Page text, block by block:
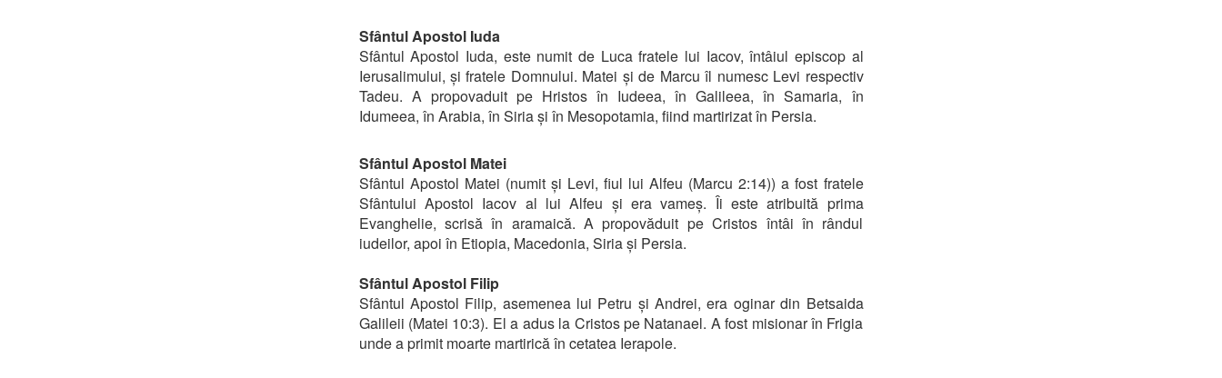
Sfântul Apostol Iuda
Sfântul Apostol Iuda, este numit de Luca fratele lui Iacov, întâiul episcop al
Ierusalimului, și fratele Domnului. Matei și de Marcu îl numesc Levi respectiv
Tadeu. A propovaduit pe Hristos în Iudeea, în Galileea, în Samaria, în
Idumeea, în Arabia, în Siria și în Mesopotamia, fiind martirizat în Persia.
Sfântul Apostol Matei
Sfântul Apostol Matei (numit și Levi, fiul lui Alfeu (Marcu 2:14)) a fost fratele
Sfântului Apostol Iacov al lui Alfeu și era vameș. Îi este atribuită prima
Evanghelie, scrisă în aramaică. A propovăduit pe Cristos întâi în rândul
iudeilor, apoi în Etiopia, Macedonia, Siria și Persia.
Sfântul Apostol Filip
Sfântul Apostol Filip, asemenea lui Petru și Andrei, era oginar din Betsaida
Galileii (Matei 10:3). El a adus la Cristos pe Natanael. A fost misionar în Frigia
unde a primit moarte martirică în cetatea Ierapole.